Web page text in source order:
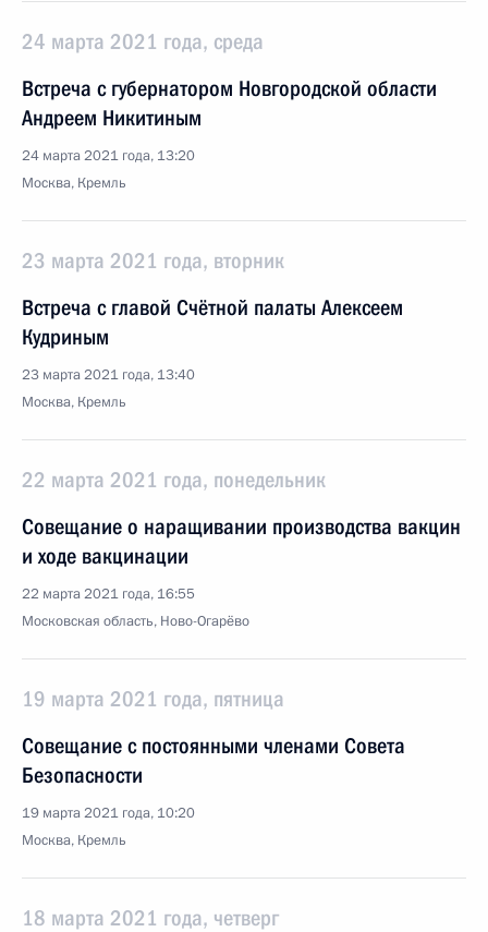
24 марта 2021 года, среда
Встреча с губернатором Новгородской области
Андреем Никитиным
24 марта 2021 года, 13:20
Москва, Кремль
23 марта 2021 года, вторник
Встреча с главой Счётной палаты Алексеем
Кудриным
23 марта 2021 года, 13:40
Москва, Кремль
22 марта 2021 года, понедельник
Совещание о наращивании производства вакцин
и ходе вакцинации
22 марта 2021 года, 16:55
Московская область, Ново-Огарёво
19 марта 2021 года, пятница
Совещание с постоянными членами Совета
Безопасности
19 марта 2021 года, 10:20
Москва, Кремль
18 марта 2021 года, четверг